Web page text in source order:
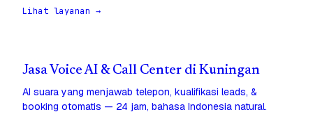
Lihat layanan →
Jasa Voice AI & Call Center di Kuningan
AI suara yang menjawab telepon, kualifikasi leads, &
booking otomatis — 24 jam, bahasa Indonesia natural.